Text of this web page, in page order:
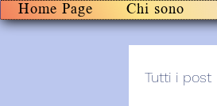
Home Page Chi sono
Tutti i post